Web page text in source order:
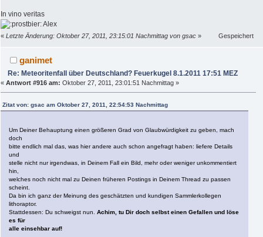
In vino veritas
Alex
« Letzte Änderung: Oktober 27, 2011, 23:15:01 Nachmittag von gsac » Gespeichert
ganimet
Re: Meteoritenfall über Deutschland? Feuerkugel 8.1.2011 17:51 MEZ
« Antwort #916 am: Oktober 27, 2011, 23:01:51 Nachmittag »
Zitat von: gsac am Oktober 27, 2011, 22:54:53 Nachmittag
Um Deiner Behauptung einen größeren Grad von Glaubwürdigkeit zu geben, mach
doch
bitte endlich mal das, was hier andere auch schon angefragt haben: liefere Details
und
stelle nicht nur irgendwas, in Deinem Fall ein Bild, mehr oder weniger unkommentiert
hin,
welches noch nicht mal zu Deinen früheren Postings in Deinem Thread zu passen
scheint.
Da bin ich ganz der Meinung des geschätzten und kundigen Sammlerkollegen
lithoraptor.
Stattdessen: Du schweigst nun. Achim, tu Dir doch selbst einen Gefallen und löse
es für
alle einsehbar auf!